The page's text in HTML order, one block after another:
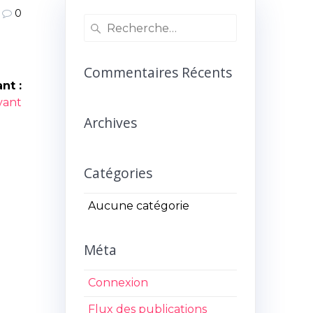
0
:
Recherche
pour
Commentaires Récents
Archives
Catégories
Aucune catégorie
Méta
Connexion
Flux des publications